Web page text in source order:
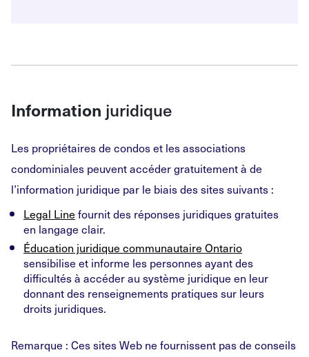
Information juridique
Les propriétaires de condos et les associations
condominiales peuvent accéder gratuitement à de
l’information juridique par le biais des sites suivants :
Legal Line fournit des réponses juridiques gratuites
en langage clair.
Éducation juridique communautaire Ontario
sensibilise et informe les personnes ayant des
difficultés à accéder au système juridique en leur
donnant des renseignements pratiques sur leurs
droits juridiques.
Remarque : Ces sites Web ne fournissent pas de conseils